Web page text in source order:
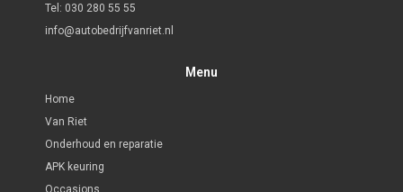
Tel: 030 280 55 55
info@autobedrijfvanriet.nl
Menu
Home
Van Riet
Onderhoud en reparatie
APK keuring
Occasions